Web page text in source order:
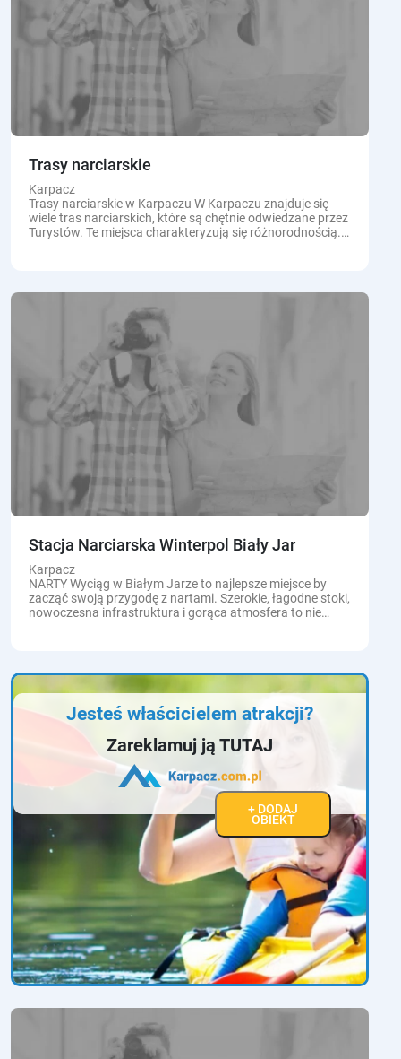
Trasy narciarskie
Karpacz
Trasy narciarskie w Karpaczu W Karpaczu znajduje się
wiele tras narciarskich, które są chętnie odwiedzane przez
Turystów. Te miejsca charakteryzują się różnorodnością.
Stacja Narciarska Winterpol Biały Jar
Karpacz
NARTY Wyciąg w Białym Jarze to najlepsze miejsce by
zacząć swoją przygodę z nartami. Szerokie, łagodne stoki,
nowoczesna infrastruktura i gorąca atmosfera to nie
+ DODAJ
OBIEKT
Jesteś właścicielem atrakcji?
Zareklamuj ją TUTAJ